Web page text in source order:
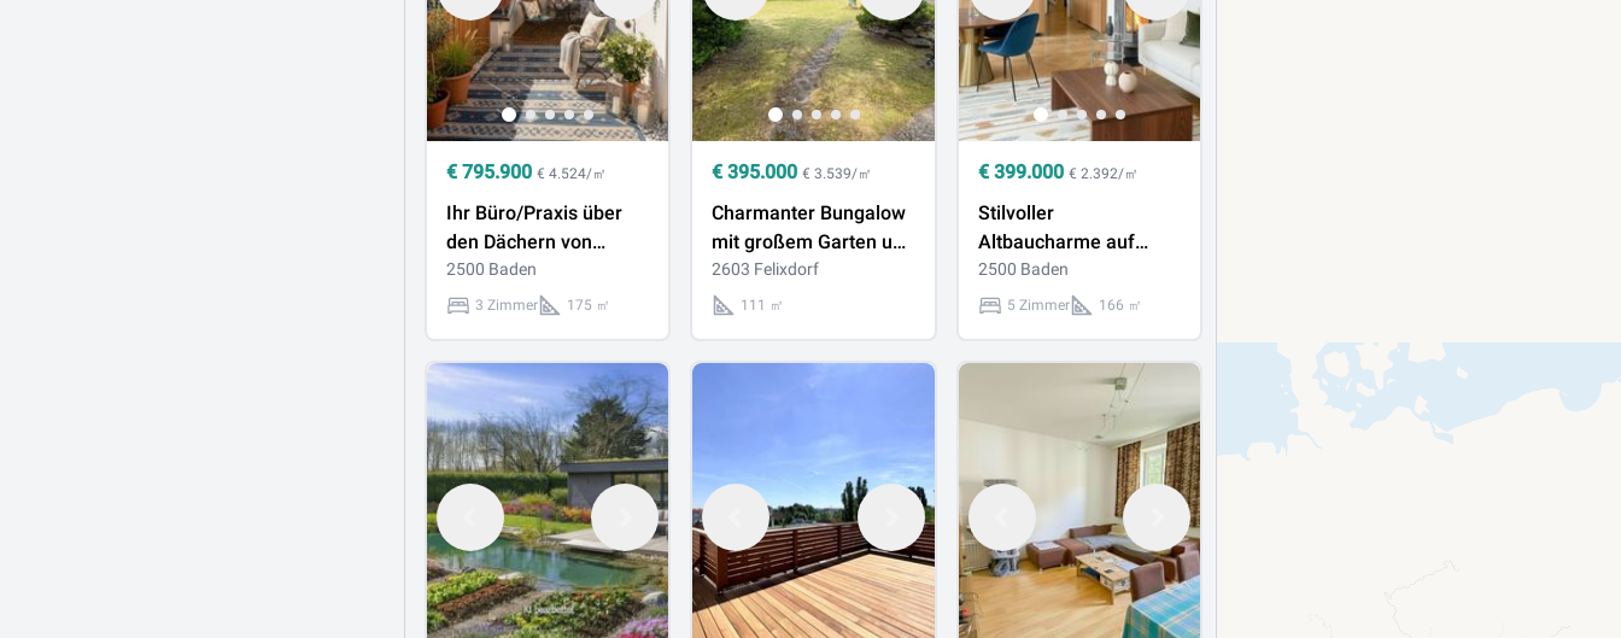
€ 795.900 € 4.524/㎡
Ihr Büro/Praxis über
den Dächern von
Baden
2500 Baden
3 Zimmer 175 ㎡
€395.000 € 3.539/㎡
Charmanter Bungalow
mit großem Garten und
viel Potenzial in
Felixdorf
2603 Felixdorf
111 ㎡
€ 399.000 € 2.392/㎡
Stilvoller
Altbaucharme auf
großzügiger
Wohnfläche
2500 Baden
5 Zimmer 166 ㎡